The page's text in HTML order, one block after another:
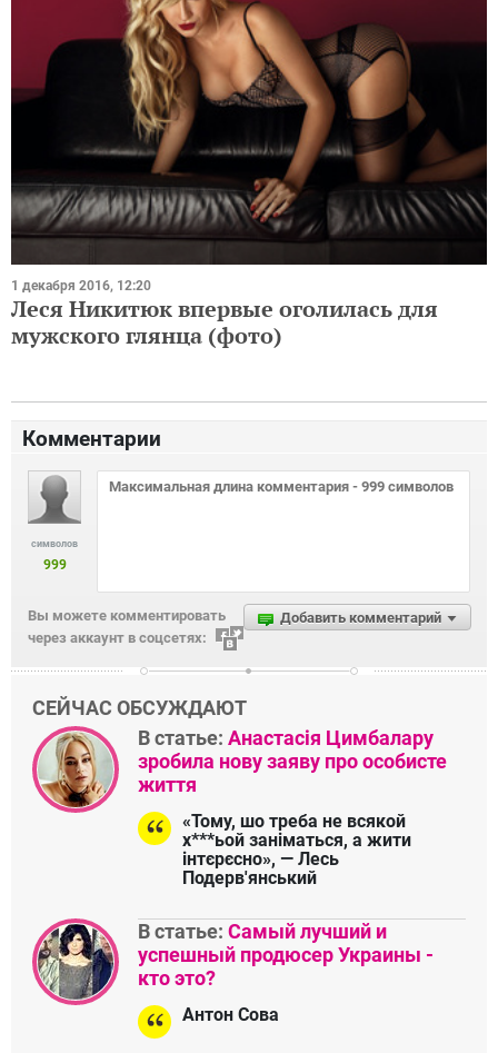
1 декабря 2016, 12:20
Леся Никитюк впервые оголилась для
мужского глянца (фото)
Комментарии
символов
999
Добавить комментарий
Вы можете комментировать
через аккаунт в соцсетях:
СЕЙЧАС ОБСУЖДАЮТ
В статье: Анастасія Цимбалару
зробила нову заяву про особисте
життя
«Тому, шо треба не всякой
х***ьой заніматься, а жити
інтєрєсно», — Лесь
Подерв'янський
В статье: Самый лучший и
успешный продюсер Украины -
кто это?
Антон Сова